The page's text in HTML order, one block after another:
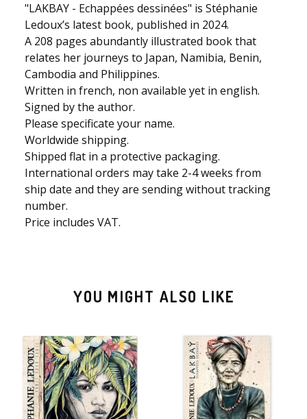
"LAKBAY - Echappées dessinées" is Stéphanie
Ledoux’s latest book, published in 2024.
A 208 pages abundantly illustrated book that
relates her journeys to Japan, Namibia, Benin,
Cambodia and Philippines.
Written in french, non available yet in english.
Signed by the author.
Please specificate your name.
Worldwide shipping.
Shipped flat in a protective packaging.
International orders may take 2-4 weeks from
ship date and they are sending without tracking
number.
Price includes VAT.
YOU MIGHT ALSO LIKE